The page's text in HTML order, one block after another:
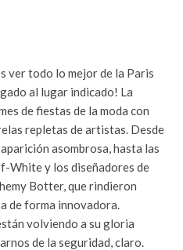
ver todo lo mejor de la Paris
al lugar indicado! La
de fiestas de la moda con
repletas de artistas. Desde
asombrosa, hasta las
White y los diseñadores de
Botter, que rindieron
de forma innovadora.
volviendo a su gloria
de la seguridad, claro.